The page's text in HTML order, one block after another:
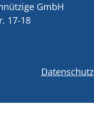
GmbH
17-18
Datenschutz